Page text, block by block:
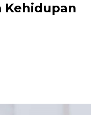
Kehidupan